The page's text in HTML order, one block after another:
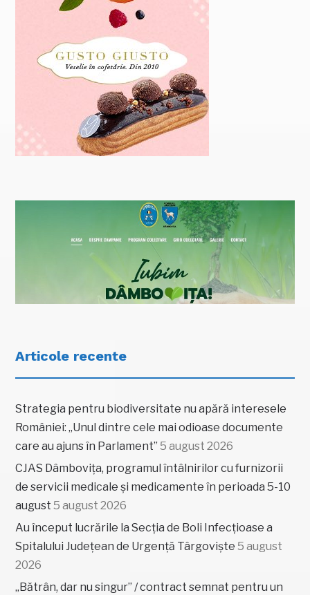
Articole recente
Strategia pentru biodiversitate nu apără interesele
României: „Unul dintre cele mai odioase documente
care au ajuns în Parlament” 5 august 2026
CJAS Dâmbovița, programul întâlnirilor cu furnizorii
de servicii medicale și medicamente în perioada 5-10
august 5 august 2026
Au început lucrările la Secția de Boli Infecțioase a
Spitalului Județean de Urgență Târgoviște 5 august
2026
„Bătrân, dar nu singur” / contract semnat pentru un